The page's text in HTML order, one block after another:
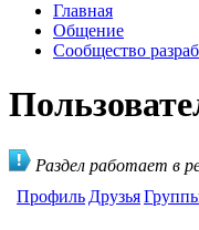
Главная
Общение
Сообщество
Раздел работает в
Профиль Друзья